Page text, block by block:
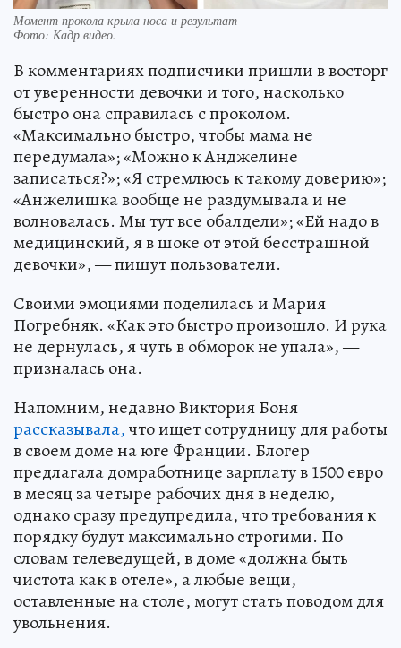
Момент прокола крыла носа и результат
Фото: Кадр видео.
В комментариях подписчики пришли в восторг
от уверенности девочки и того, насколько
быстро она справилась с проколом.
«Максимально быстро, чтобы мама не
передумала»; «Можно к Анджелине
записаться?»; «Я стремлюсь к такому доверию»;
«Анжелишка вообще не раздумывала и не
волновалась. Мы тут все обалдели»; «Ей надо в
медицинский, я в шоке от этой бесстрашной
девочки», — пишут пользователи.
Своими эмоциями поделилась и Мария
Погребняк. «Как это быстро произошло. И рука
не дернулась, я чуть в обморок не упала», —
призналась она.
Напомним, недавно Виктория Боня
рассказывала,что ищет сотрудницу для работы
в своем доме на юге Франции. Блогер
предлагала домработнице зарплату в 1500 евро
в месяц за четыре рабочих дня в неделю,
однако сразу предупредила, что требования к
порядку будут максимально строгими. По
словам телеведущей, в доме «должна быть
чистота как в отеле», а любые вещи,
оставленные на столе, могут стать поводом для
увольнения.